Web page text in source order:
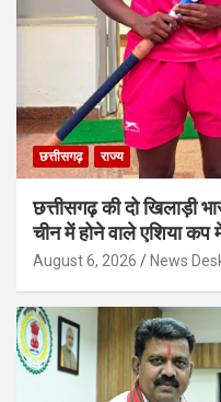
छत्तीसगढ़ राज्य
छत्तीसगढ़ की दो खिलाड़ी
चीन में होने वाले एशिया कप
August 6, 2026 News